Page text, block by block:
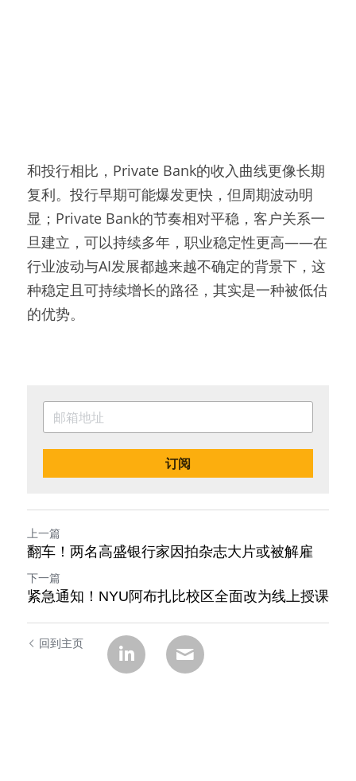
和投行相比，Private Bank的收入曲线更像长期
复利。投行早期可能爆发更快，但周期波动明
显；Private Bank的节奏相对平稳，客户关系一
旦建立，可以持续多年，职业稳定性更高——在
行业波动与AI发展都越来越不确定的背景下，这
种稳定且可持续增长的路径，其实是一种被低估
的优势。
订阅
上一篇
翻车！两名高盛银行家因拍杂志大片或被解雇
下一篇
紧急通知！NYU阿布扎比校区全面改为线上授课
回到主页